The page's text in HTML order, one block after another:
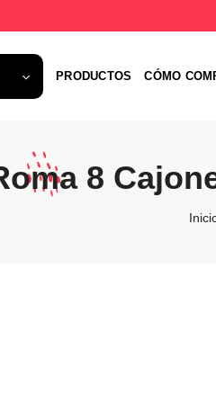
PRODUCTOS CÓMO
8